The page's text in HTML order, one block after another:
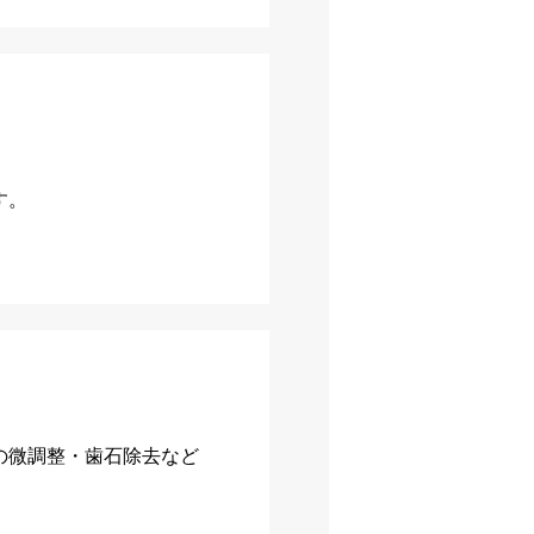
微調整・歯石除去など